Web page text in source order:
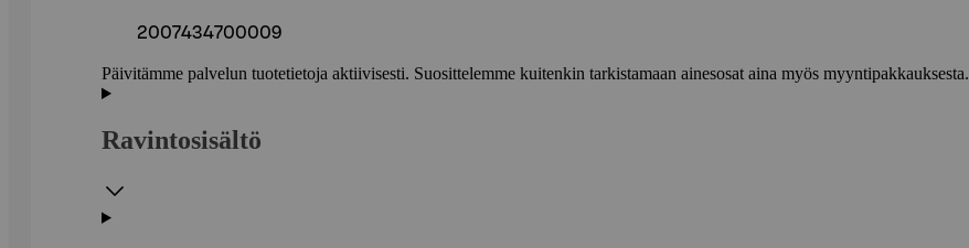
2007434700009
Päivitämme palvelun tuotetietoja aktiivisesti. Suosittelemme kuitenkin tarkistamaan ainesosat aina myös myyntipakkauksesta.
Ravintosisältö